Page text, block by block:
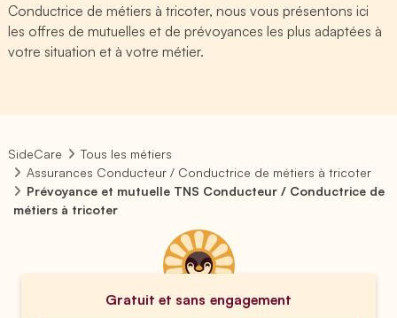
Conductrice de métiers à tricoter, nous vous présentons ici
les offres de mutuelles et de prévoyances les plus adaptées à
votre situation et à votre métier.
SideCare
Tous les métiers
Assurances Conducteur / Conductrice de métiers à tricoter
Prévoyance et mutuelle TNS Conducteur / Conductrice de
métiers à tricoter
Gratuit et sans engagement